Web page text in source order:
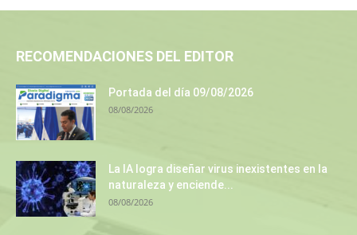
RECOMENDACIONES DEL EDITOR
Portada del día 09/08/2026
08/08/2026
La IA logra diseñar virus inexistentes en la
naturaleza y enciende...
08/08/2026